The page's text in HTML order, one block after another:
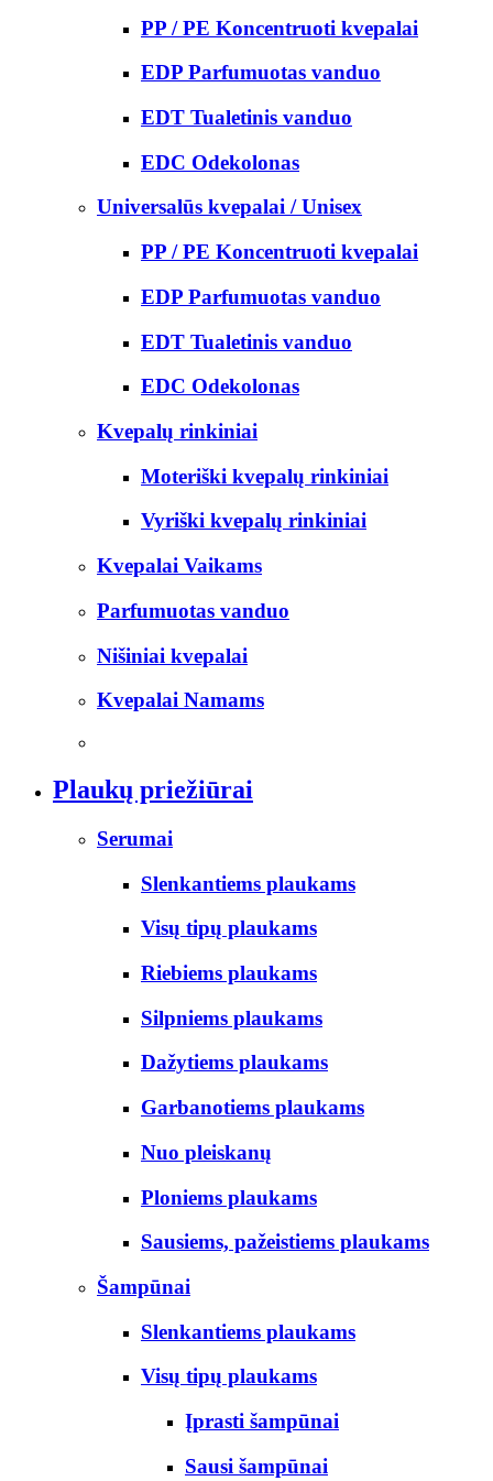
PP / PE Koncentruoti kvepalai
EDP Parfumuotas vanduo
EDT Tualetinis vanduo
EDC Odekolonas
Universalūs kvepalai / Unisex
PP / PE Koncentruoti kvepalai
EDP Parfumuotas vanduo
EDT Tualetinis vanduo
EDC Odekolonas
Kvepalų rinkiniai
Moteriški kvepalų rinkiniai
Vyriški kvepalų rinkiniai
Kvepalai Vaikams
Parfumuotas vanduo
Nišiniai kvepalai
Kvepalai Namams
Plaukų priežiūrai
Serumai
Slenkantiems plaukams
Visų tipų plaukams
Riebiems plaukams
Silpniems plaukams
Dažytiems plaukams
Garbanotiems plaukams
Nuo pleiskanų
Ploniems plaukams
Sausiems, pažeistiems plaukams
Šampūnai
Slenkantiems plaukams
Visų tipų plaukams
Įprasti šampūnai
Sausi šampūnai